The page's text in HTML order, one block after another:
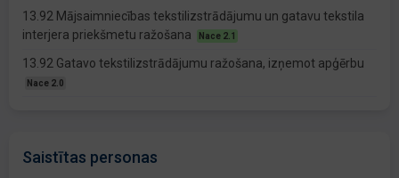
13.92 Mājsaimniecības tekstilizstrādājumu un gatavu tekstila
interjera priekšmetu ražošana
Nace 2.1
13.92 Gatavo tekstilizstrādājumu ražošana, izņemot apģērbu
Nace 2.0
Saistītas personas